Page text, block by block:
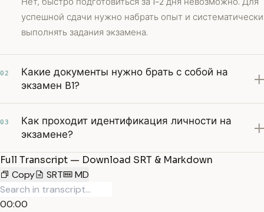
успешной сдачи нужно набрать опыт и систематически
выполнять задания экзамена.
02
Какие документы нужно брать с собой на
экзамен B1?
03
Как проходит идентификация личности на
экзамене?
Full Transcript — Download SRT & Markdown
Copy
SRT MD
00:00